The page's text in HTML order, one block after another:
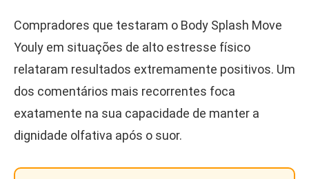
Compradores que testaram o Body Splash Move
Youly em situações de alto estresse físico
relataram resultados extremamente positivos. Um
dos comentários mais recorrentes foca
exatamente na sua capacidade de manter a
dignidade olfativa após o suor.